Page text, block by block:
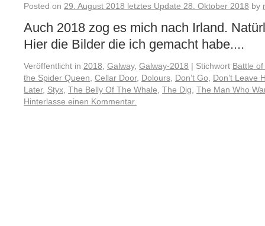
Posted on 29. August 2018 letztes Update 28. Oktober 2018 by
Auch 2018 zog es mich nach Irland.
Hier die Bilder die ich gemacht habe....
Veröffentlicht in 2018 Galway, Galway-2018 | Stichwort Battle
the Spider Queen Cellar Door, Dolours Don’t Go
Don’t Leave
Later, Styx The Belly Of The Whale The Dig The Man Who
Hinterlasse einen Kommentar.